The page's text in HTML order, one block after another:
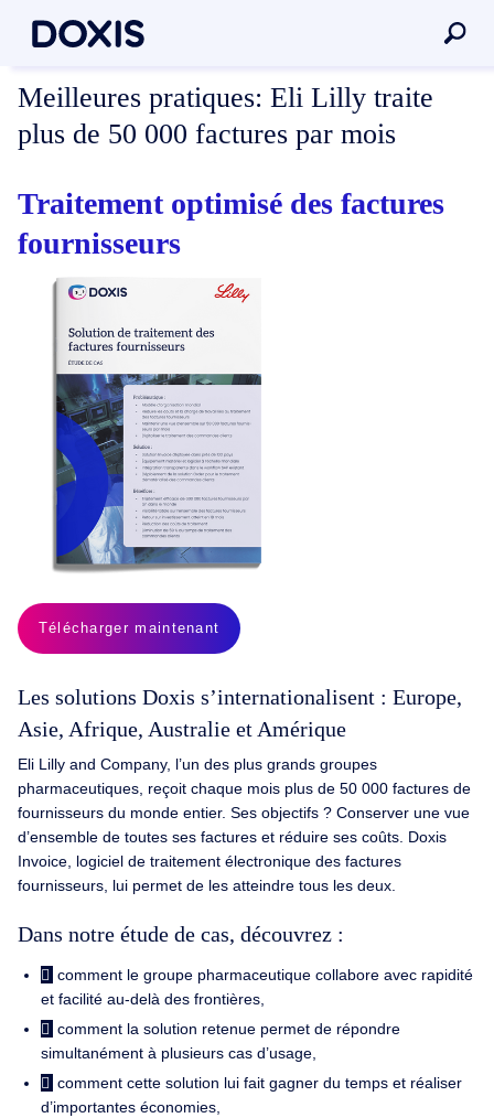
Meilleures pratiques: Eli Lilly traite
plus de 50 000 factures par mois
Traitement optimisé des factures
fournisseurs
Télécharger maintenant
Les solutions Doxis s’internationalisent : Europe,
Asie, Afrique, Australie et Amérique
Eli Lilly and Company, l’un des plus grands groupes
pharmaceutiques, reçoit chaque mois plus de 50 000 factures de
fournisseurs du monde entier. Ses objectifs ? Conserver une vue
d’ensemble de toutes ses factures et réduire ses coûts. Doxis
Invoice, logiciel de traitement électronique des factures
fournisseurs, lui permet de les atteindre tous les deux.
Dans notre étude de cas, découvrez :
comment le groupe pharmaceutique collabore avec rapidité
et facilité au-delà des frontières,
comment la solution retenue permet de répondre
simultanément à plusieurs cas d’usage,
comment cette solution lui fait gagner du temps et réaliser
d’importantes économies,